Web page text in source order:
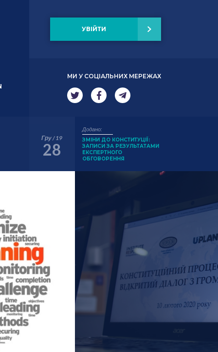
УВІЙТИ
МИ У СОЦІАЛЬНИХ МЕРЕЖАХ
Гру / 19
28
Додано:
ЗМІНИ ДО КОНСТИТУЦІЇ:
ЗАПИСИ ЗА РЕЗУЛЬТАТАМИ
ЕКСПЕРТНОГО
ОБГОВОРЕННЯ